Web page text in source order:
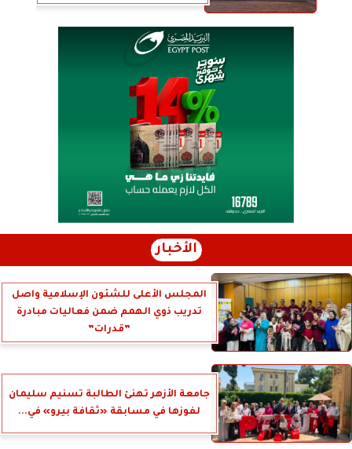
الأخبار
المجلس الأعلى للشئون الإسلامية واصل
تدريب ذوي الهمم ضمن فعاليات مبادرة
”قدرات”
جامعة الأزهر تهنئ الطالبة تسنيم سليمان
لفوزها في مسابقة «ثقافة بيرو» في...